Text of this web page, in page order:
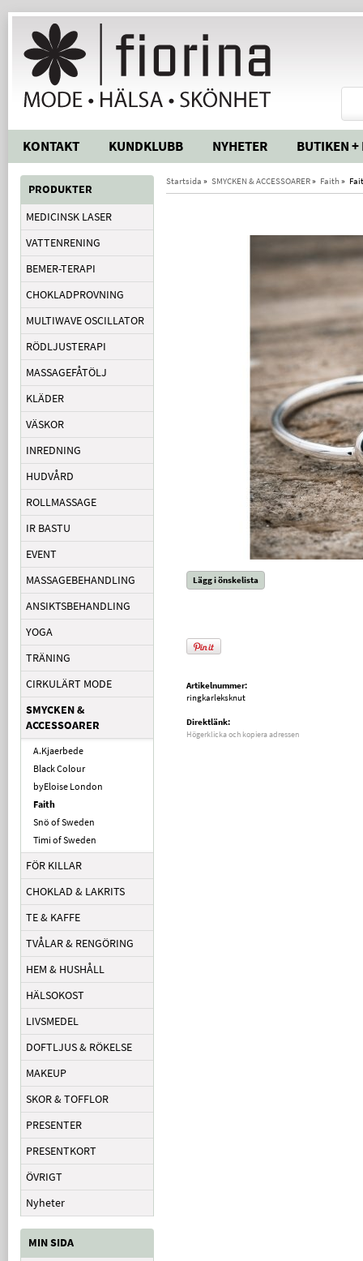
KONTAKT KUNDKLUBB NYHETER BUTIKEN +
PRODUKTER
MEDICINSK LASER
VATTENRENING
BEMER-TERAPI
CHOKLADPROVNING
MULTIWAVE OSCILLATOR
RÖDLJUSTERAPI
MASSAGEFÅTÖLJ
KLÄDER
VÄSKOR
INREDNING
HUDVÅRD
ROLLMASSAGE
IR BASTU
EVENT
MASSAGEBEHANDLING
ANSIKTSBEHANDLING
YOGA
TRÄNING
CIRKULÄRT MODE
SMYCKEN &
ACCESSOARER
A.Kjaerbede
Black Colour
byEloise London
Faith
Snö of Sweden
Timi of Sweden
FÖR KILLAR
CHOKLAD & LAKRITS
TE & KAFFE
TVÅLAR & RENGÖRING
HEM & HUSHÅLL
HÄLSOKOST
LIVSMEDEL
DOFTLJUS & RÖKELSE
MAKEUP
SKOR & TOFFLOR
PRESENTER
PRESENTKORT
ÖVRIGT
Nyheter
MIN SIDA
Startsida » SMYCKEN & ACCESSOARER» Faith»
Lägg i önskelista
Artikelnummer:
ringkarleksknut
Direktlänk:
Högerklicka och kopiera adressen